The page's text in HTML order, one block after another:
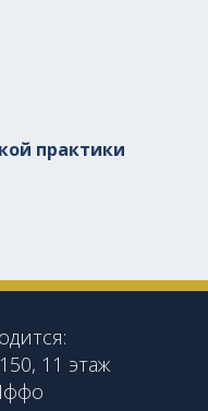
практики
11 этаж